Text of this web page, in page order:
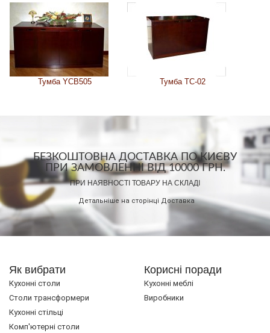
Тумба YCB505 Тумба ТС-02
БЕЗКОШТОВНА ДОСТАВКА ПО КИЄВУ
ПРИ ЗАМОВЛЕННІ ВІД 10000 ГРН.
ПРИ НАЯВНОСТІ ТОВАРУ НА СКЛАДІ
Детальніше на сторінці Доставка
Як вибрати
Кухонні столи
Cтоли трансформери
Кухонні стільці
Комп'ютерні столи
Корисні поради
Кухонні меблі
Виробники